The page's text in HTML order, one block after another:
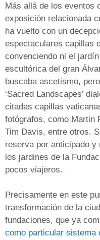
Más allá de los eventos
exposición relacionada
ha vuelto con un
espectaculares capillas
convenciendo ni el
escultórica del gran
buscaba ascetismo,
‘Sacred Landscapes’
citadas capillas
fotógrafos, como Martin
Tim Davis, entre otros.
reserva por anticipado y
los jardines de la
pocos viajeros.
Precisamente en este
transformación de la
fundaciones, que ya
como particular sistema